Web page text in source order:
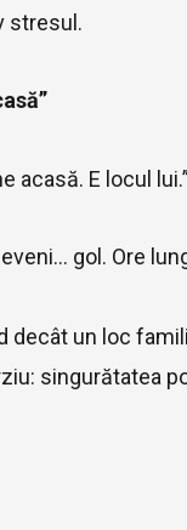
stresul.
acasă. E locul lui.”
gol. Ore
decât un loc
singurătatea